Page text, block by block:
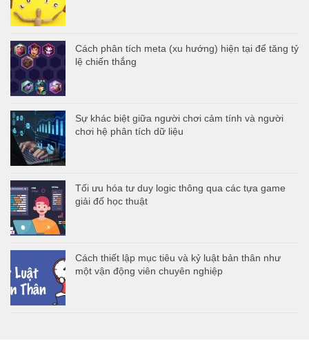
Cách phân tích meta (xu hướng) hiện tại để tăng tỷ
lệ chiến thắng
Sự khác biệt giữa người chơi cảm tính và người
chơi hệ phân tích dữ liệu
Tối ưu hóa tư duy logic thông qua các tựa game
giải đố học thuật
Cách thiết lập mục tiêu và kỷ luật bản thân như
một vận động viên chuyên nghiệp